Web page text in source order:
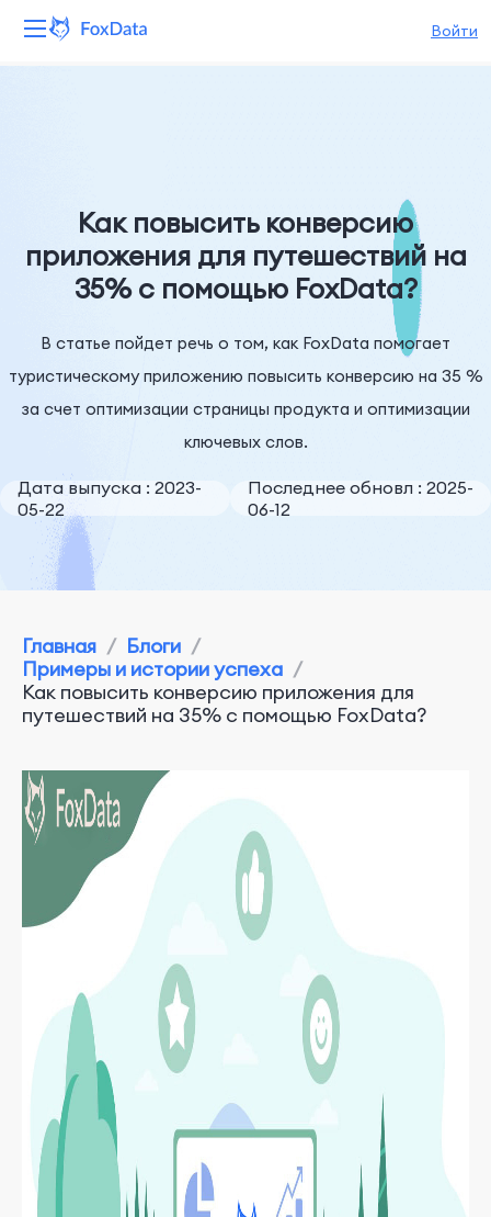
Войти
Ресурсы
Компания
Как повысить конверсию
приложения для путешествий на
35% с помощью FoxData?
В статье пойдет речь о том, как FoxData помогает
туристическому приложению повысить конверсию на 35 %
за счет оптимизации страницы продукта и оптимизации
ключевых слов.
Дата выпуска : 2023-
05-22
Последнее обновл : 2025-
06-12
Главная / Блоги /
Примеры и истории успеха /
Как повысить конверсию приложения для
путешествий на 35% с помощью FoxData?